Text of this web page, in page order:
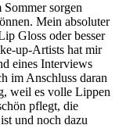
sorgen
Mein absoluter
Gloss oder besser
up-Artists hat mir
eines Interviews
im Anschluss daran
weil es volle Lippen
pflegt, die
und noch dazu